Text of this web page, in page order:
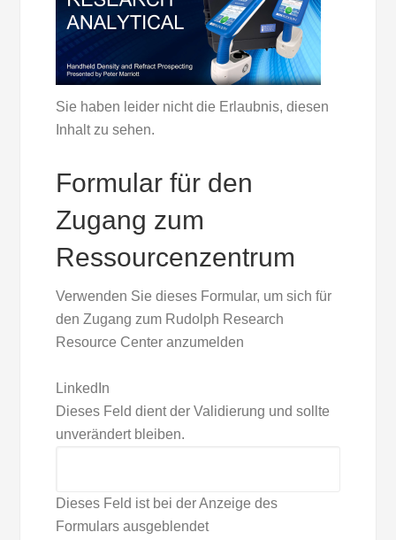
Sie haben leider nicht die Erlaubnis, diesen
Inhalt zu sehen.
Formular für den
Zugang zum
Ressourcenzentrum
Verwenden Sie dieses Formular, um sich für
den Zugang zum Rudolph Research
Resource Center anzumelden
LinkedIn
Dieses Feld dient der Validierung und sollte
unverändert bleiben.
Dieses Feld ist bei der Anzeige des
Formulars ausgeblendet